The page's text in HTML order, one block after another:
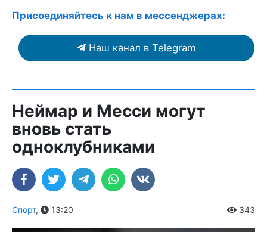
Присоединяйтесь к нам в мессенджерах:
Наш канал в Telegram
Неймар и Месси могут
вновь стать
одноклубниками
Спорт, 13:20 343